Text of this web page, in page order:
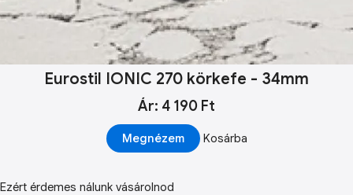
Eurostil IONIC 270 körkefe - 34mm
Ár: 4 190 Ft
Megnézem Kosárba
Ezért érdemes nálunk vásárolnod